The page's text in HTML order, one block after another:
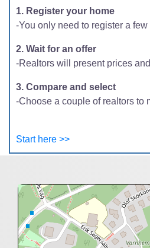
1. Register your home
-You only need to register a few
2. Wait for an offer
-Realtors will present prices
3. Compare and select
-Choose a couple of realtors to
Start here >>